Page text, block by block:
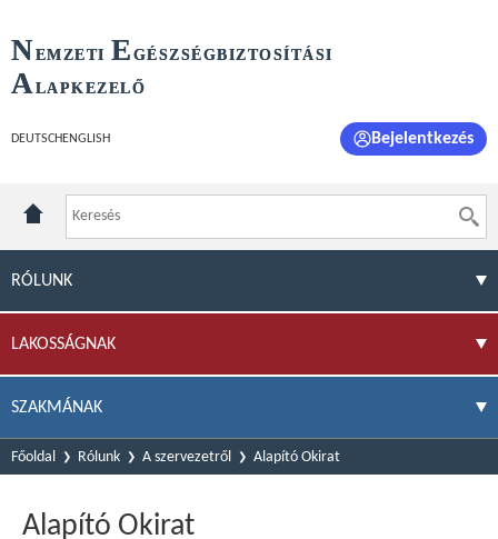
NEMZETI E GÉSZSÉGBIZTOSÍTÁSI
ALAPKEZELŐ
DEUTSCH ENGLISH Bejelentkezés
RÓLUNK
LAKOSSÁGNAK
SZAKMÁNAK
Főoldal Rólunk A szervezetről Alapító Okirat
Alapító Okirat